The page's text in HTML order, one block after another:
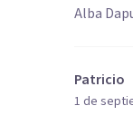
Alba
Patricio
1 de